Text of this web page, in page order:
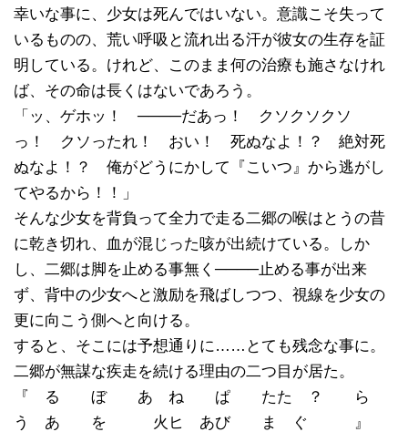
幸いな事に、少女は死んではいない。意識こそ失って
いるものの、荒い呼吸と流れ出る汗が彼女の生存を証
明している。けれど、このまま何の治療も施さなけれ
ば、その命は長くはないであろう。
「ッ、ゲホッ！ ────だあっ！ クソクソクソ
っ！ クソったれ！ おい！ 死ぬなよ！？ 絶対死
ぬなよ！？ 俺がどうにかして『こいつ』から逃がし
てやるから！！」
そんな少女を背負って全力で走る二郷の喉はとうの昔
に乾き切れ、血が混じった咳が出続けている。しか
し、二郷は脚を止める事無く────止める事が出来
ず、背中の少女へと激励を飛ばしつつ、視線を少女の
更に向こう側へと向ける。
すると、そこには予想通りに……とても残念な事に。
二郷が無謀な疾走を続ける理由の二つ目が居た。
『 る ぼ あ ね ぱ たた ？ ら
う あ を 火ヒ あび ま ぐ 』